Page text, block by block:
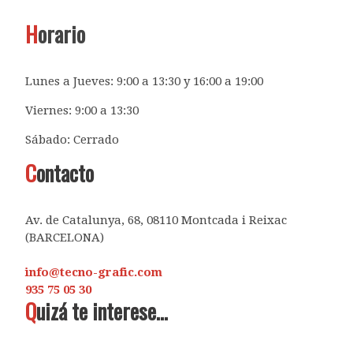
Horario
Lunes a Jueves: 9:00 a 13:30 y 16:00 a 19:00
Viernes: 9:00 a 13:30
Sábado: Cerrado
Contacto
Av. de Catalunya, 68, 08110 Montcada i Reixac
(BARCELONA)
info@tecno-grafic.com
935 75 05 30
Quizá te interese...